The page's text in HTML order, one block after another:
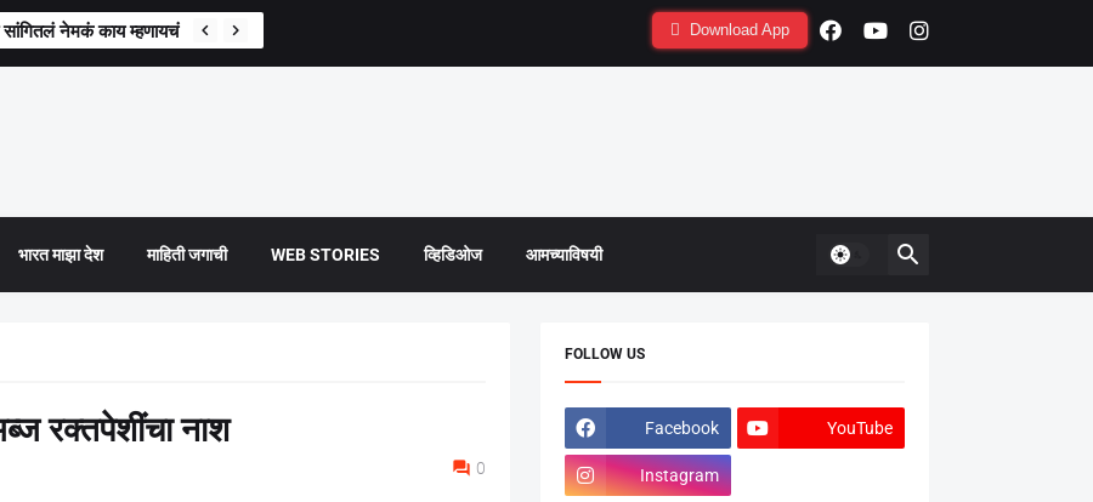
नेमकं काय म्हणायचं होतं? Download App
भारत माझा देश माहिती जगाची WEB STORIES व्हिडिओज आमच्याविषयी
रक्तपेशींचा नाश
0
FOLLOW US
Facebook YouTube
Instagram